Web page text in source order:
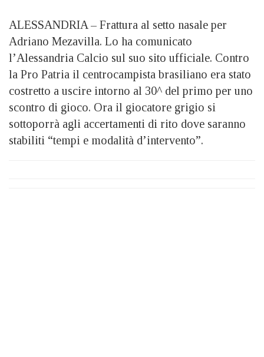
ALESSANDRIA – Frattura al setto nasale per
Adriano Mezavilla. Lo ha comunicato
l’Alessandria Calcio sul suo sito ufficiale. Contro
la Pro Patria il centrocampista brasiliano era stato
costretto a uscire intorno al 30^ del primo per uno
scontro di gioco. Ora il giocatore grigio si
sottoporrà agli accertamenti di rito dove saranno
stabiliti “tempi e modalità d’intervento”.